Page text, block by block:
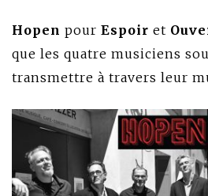
Hopen pour Espoir et
que les quatre musiciens
transmettre à travers leur